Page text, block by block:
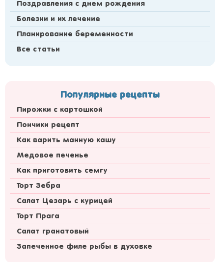
Поздравления с днем рождения
Болезни и их лечение
Планирование беременности
Все статьи
Популярные рецепты
Пирожки с картошкой
Пончики рецепт
Как варить манную кашу
Медовое печенье
Как приготовить семгу
Торт Зебра
Салат Цезарь с курицей
Торт Прага
Салат гранатовый
Запеченное филе рыбы в духовке